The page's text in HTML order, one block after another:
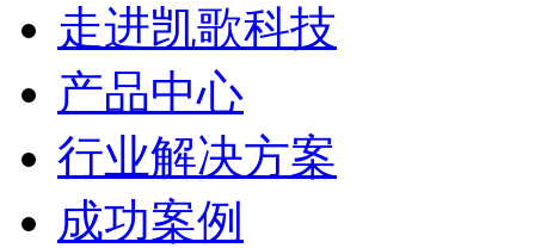
走进凯歌科技
产品中心
行业解决方案
成功案例